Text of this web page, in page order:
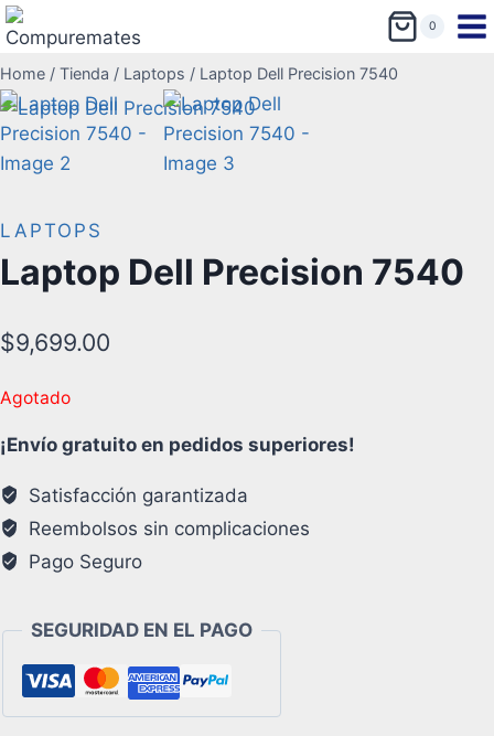
0
Home / Tienda / Laptops / Laptop Dell Precision 7540
LAPTOPS
Laptop Dell Precision 7540
$9,699.00
Agotado
¡Envío gratuito en pedidos superiores!
Satisfacción garantizada
Reembolsos sin complicaciones
Pago Seguro
SEGURIDAD EN EL PAGO